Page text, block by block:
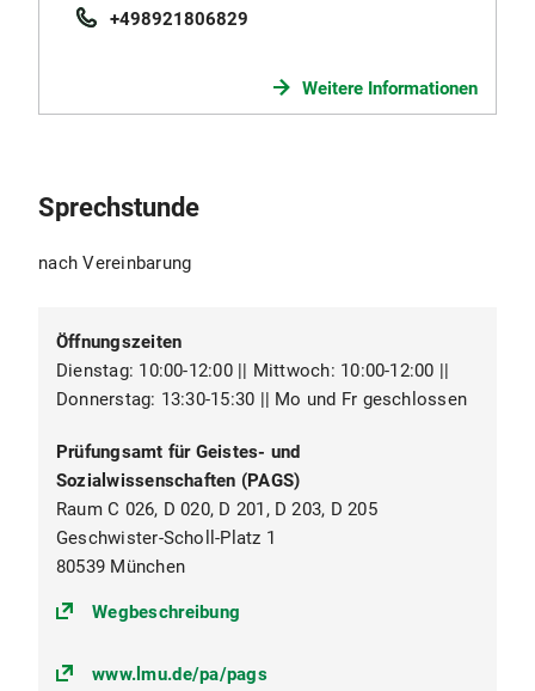
+498921806829
Weitere Informationen
Sprechstunde
nach Vereinbarung
Öffnungszeiten
Dienstag: 10:00-12:00 || Mittwoch: 10:00-12:00 ||
Donnerstag: 13:30-15:30 || Mo und Fr geschlossen
Prüfungsamt für Geistes- und
Sozialwissenschaften (PAGS)
Raum C 026, D 020, D 201, D 203, D 205
Geschwister-Scholl-Platz 1
80539 München
Wegbeschreibung
www.lmu.de/pa/pags